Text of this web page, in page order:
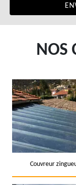
NOS
Couvreur